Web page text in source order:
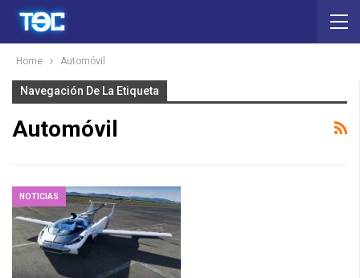
Home Automóvil
Navegación De La Etiqueta
Automóvil
NOTICIAS